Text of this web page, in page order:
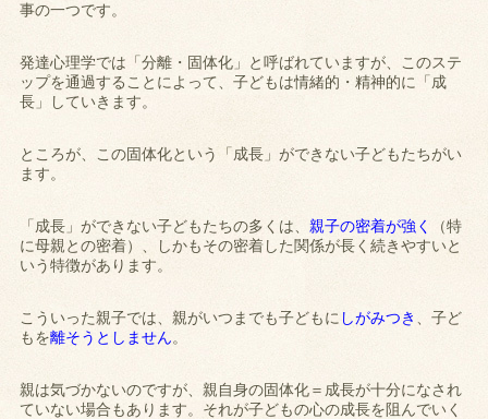
事の一つです。
発達心理学では「分離・固体化」と呼ばれていますが、このステ
ップを通過することによって、子どもは情緒的・精神的に「成
長」していきます。
ところが、この固体化という「成長」ができない子どもたちがい
ます。
「成長」ができない子どもたちの多くは、親子の密着が強く
（特
に母親との密着）、しかもその密着した関係が長く続きやすいと
いう特徴があります。
こういった親子では、親がいつまでも子どもに しがみつき
、子ど
もを離そうとしません。
親は気づかないのですが、親自身の固体化＝成長が十分になされ
ていない場合もあります。それが子どもの心の成長を阻んでいく